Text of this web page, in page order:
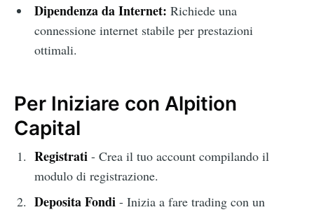
Dipendenza da Internet: Richiede una
connessione internet stabile per prestazioni
ottimali.
Per Iniziare con Alpition
Capital
Registrati- Crea il tuo account compilando il
modulo di registrazione.
Deposita Fondi- Inizia a fare trading con un